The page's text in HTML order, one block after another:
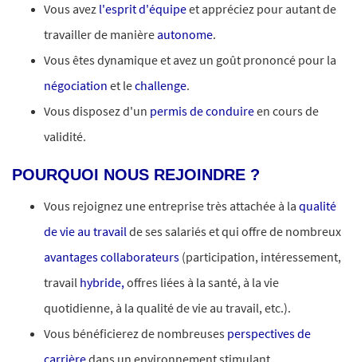
Vous avez l'esprit d'équipeet appréciez pour autant de
travailler de manière autonome.
Vous êtes dynamique et avez un goût prononcé pour la
négociation et lechallenge.
Vous disposez d'un permis de conduireen cours de
validité.
POURQUOI NOUS REJOINDRE ?
Vous rejoignez une entreprise très attachée à la qualité
de vie au travailde ses salariés et qui offre de nombreux
avantages collaborateurs (participation, intéressement,
travail hybride,offres liées à la santé, à la vie
quotidienne, à la qualité de vie au travail, etc.).
Vous bénéficierez de nombreuses perspectives de
carrièredans un environnement stimulant.